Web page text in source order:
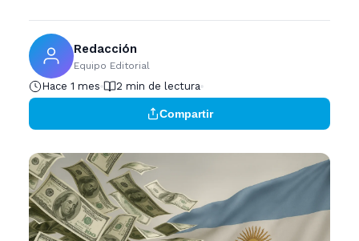
Redacción
Equipo Editorial
Hace 1 mes 2 min de lectura
Compartir